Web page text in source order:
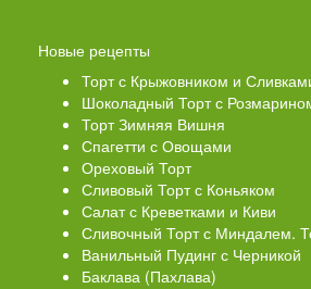
Новые рецепты
Торт с Крыжовником и
Шоколадный Торт с
Торт Зимняя Вишня
Спагетти с Овощами
Ореховый Торт
Сливовый Торт с Коньяком
Салат с Креветками и Киви
Сливочный Торт с Миндалем.
Ванильный Пудинг с Черникой
Баклава (Пахлава)